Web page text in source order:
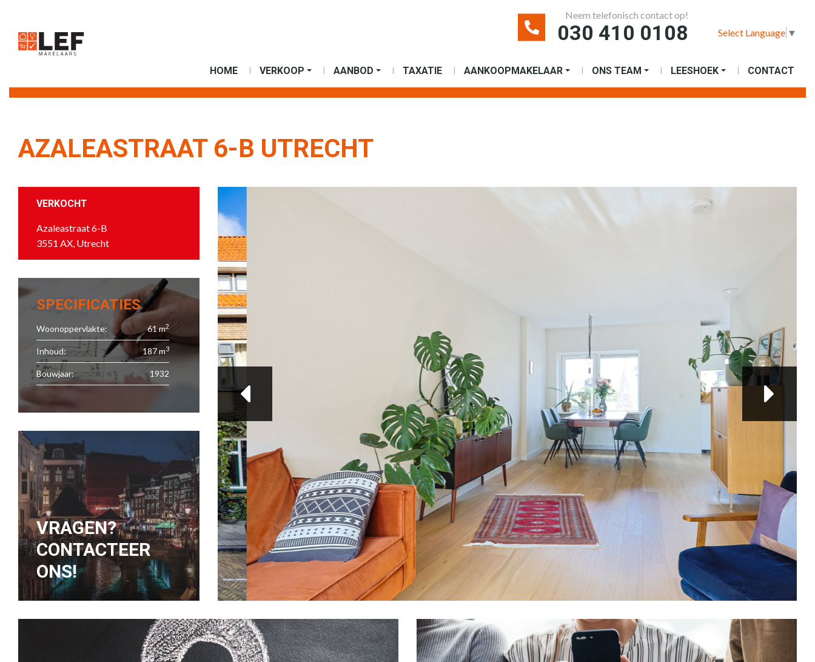
Neem telefonisch contact op!
030 410 0108 Select Language ▼
HOME VERKOOP AANBOD TAXATIE AANKOOPMAKELAAR ONS TEAM LEESHOEK CONTACT
AZALEASTRAAT 6-B UTRECHT
VERKOCHT
Azaleastraat 6-B
3551 AX, Utrecht
SPECIFICATIES
Woonoppervlakte: 61 m2
Inhoud: 187 m3
Bouwjaar: 1932
VRAGEN?
CONTACTEER
ONS!